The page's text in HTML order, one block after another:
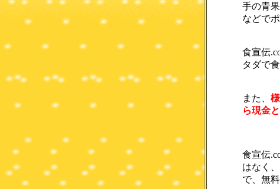
手の青
などで
食宣伝
タダで
また、
ら現金
食宣伝
はなく
で、無